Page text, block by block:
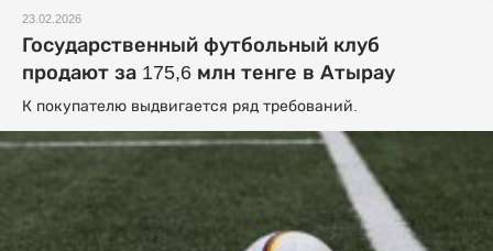
23.02.2026
Государственный футбольный клуб
продают за 175,6 млн тенге в Атырау
К покупателю выдвигается ряд требований.